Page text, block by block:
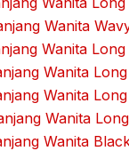
Wanita
Wanita
Wanita
Wanita
Wanita
Wanita